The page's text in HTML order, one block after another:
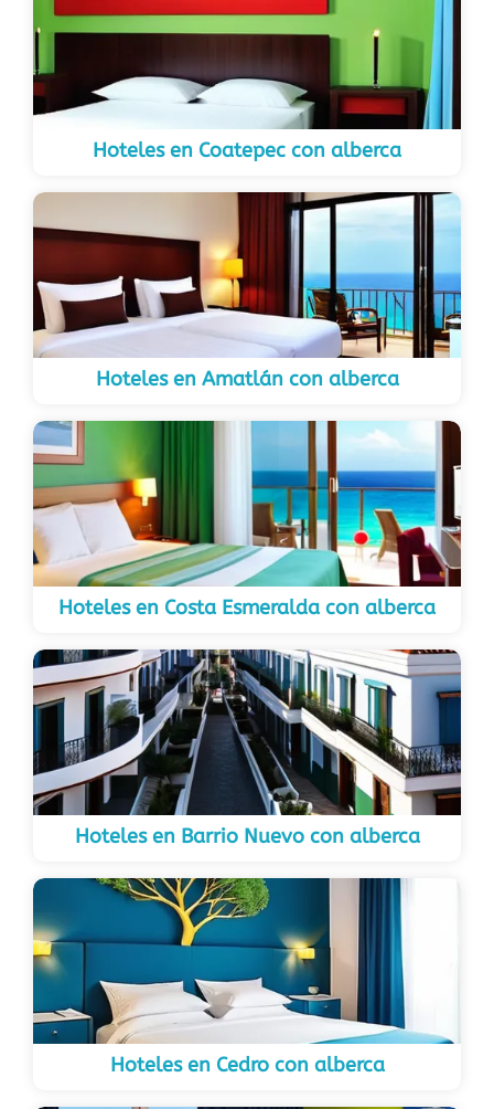
Hoteles en Coatepec con alberca
Hoteles en Amatlán con alberca
Hoteles en Costa Esmeralda con alberca
Hoteles en Barrio Nuevo con alberca
Hoteles en Cedro con alberca